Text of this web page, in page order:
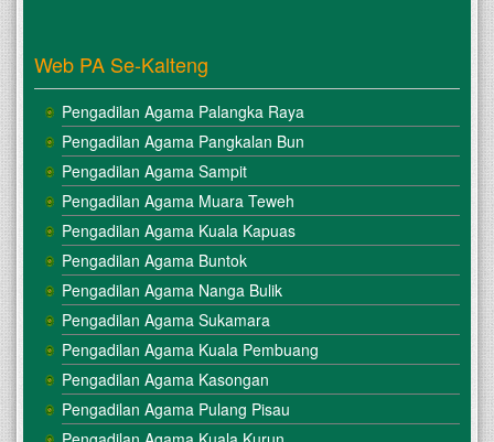
Web PA Se-Kalteng
Pengadilan Agama Palangka Raya
Pengadilan Agama Pangkalan Bun
Pengadilan Agama Sampit
Pengadilan Agama Muara Teweh
Pengadilan Agama Kuala Kapuas
Pengadilan Agama Buntok
Pengadilan Agama Nanga Bulik
Pengadilan Agama Sukamara
Pengadilan Agama Kuala Pembuang
Pengadilan Agama Kasongan
Pengadilan Agama Pulang Pisau